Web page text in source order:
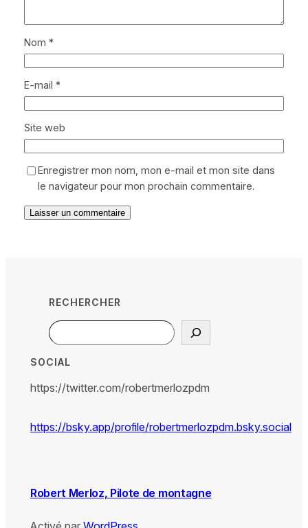
Nom *
E-mail *
Site web
Enregistrer mon nom, mon e-mail et mon site dans
le navigateur pour mon prochain commentaire.
RECHERCHER
Search
SOCIAL
https://twitter.com/robertmerlozpdm
https://bsky.app/profile/robertmerlozpdm.bsky.social
Robert Merloz, Pilote de montagne